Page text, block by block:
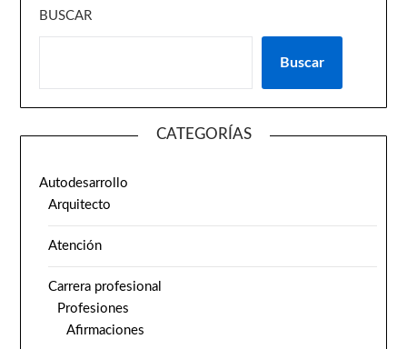
BUSCAR
Buscar
CATEGORÍAS
Autodesarrollo
Arquitecto
Atención
Carrera profesional
Profesiones
Afirmaciones